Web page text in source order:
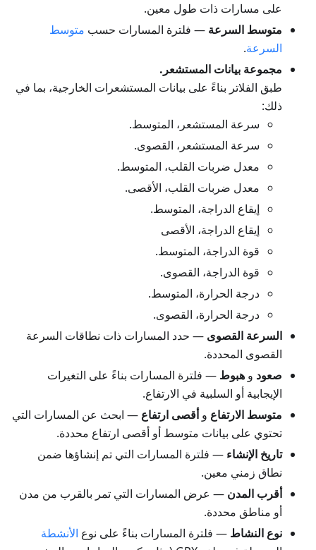
على مسارات ذات طول معين.
متوسط السرعة — فلترة المسارات حسب متوسط
السرعة.
مجموعة بيانات المستشعر.
طبق الفلاتر بناءً على بيانات المستشعرات الخارجية، بما في
ذلك:
سرعة المستشعر، المتوسط.
سرعة المستشعر، القصوى.
معدل ضربات القلب، المتوسط.
معدل ضربات القلب، الأقصى.
إيقاع الدراجة، المتوسط.
إيقاع الدراجة، الأقصى
قوة الدراجة، المتوسط.
قوة الدراجة، القصوى.
درجة الحرارة، المتوسط.
درجة الحرارة، القصوى.
السرعة القصوى — حدد المسارات ذات نطاقات السرعة
القصوى المحددة.
صعود و هبوط — فلترة المسارات بناءً على التغيرات
الإيجابية أو السلبية في الارتفاع.
متوسط الارتفاع وأقصى ارتفاع — ابحث عن المسارات التي
تحتوي على بيانات متوسط أو أقصى ارتفاع محددة.
تاريخ الإنشاء — فلترة المسارات التي تم إنشاؤها ضمن
نطاق زمني معين.
أقرب المدن — عرض المسارات التي تمر بالقرب من مدن
أو مناطق محددة.
نوع النشاط — فلترة المسارات بناءً على نوع الأنشطة